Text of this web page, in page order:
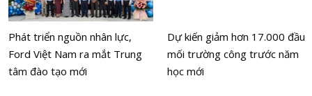
Phát triển nguồn nhân lực,
Ford Việt Nam ra mắt Trung
tâm đào tạo mới
Dự kiến giảm hơn 17.000 đầu
mối trường công trước năm
học mới